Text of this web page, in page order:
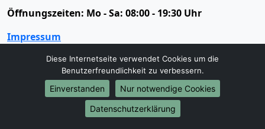
Öffnungszeiten: Mo - Sa: 08:00 - 19:30 Uhr
Impressum
Umzugsservice
Behördenumzug
Büroumzug
Diese Internetseite verwendet Cookies um die
Benutzerfreundlichkeit zu verbessern.
Einverstanden
Nur notwendige Cookies
Datenschutzerklärung